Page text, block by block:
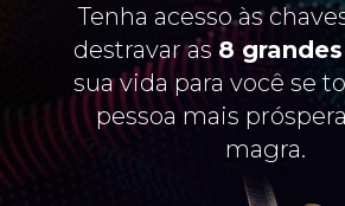
Tenha acesso às
destravar as 8
sua vida para você se
pessoa mais
magra.